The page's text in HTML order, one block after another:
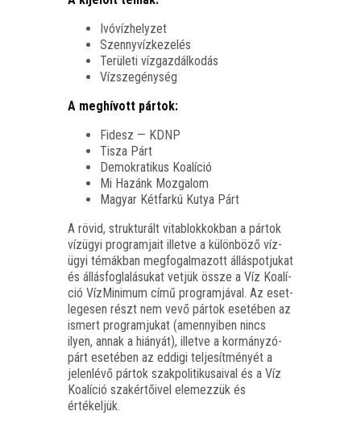
Ivó­víz­hely­zet
Szenny­víz­ke­ze­lés
Terü­le­ti vízgazdálkodás
Víz­sze­gény­ség
A meg­hí­vott pártok:
Fidesz — KDNP
Tisza Párt
Demok­ra­ti­kus Koalíció
Mi Hazánk Mozgalom
Magyar Két­far­kú Kutya Párt
A rövid, struk­tu­rált vita­blok­kok­ban a pár­tok
víz­ügyi prog­ram­ja­it illet­ve a külön­bö­ző víz­
ügyi témák­ban meg­fo­gal­ma­zott állás­pot­ju­kat
és állás­fog­la­lá­su­kat vet­jük össze a Víz Koa­lí­
ció Víz­Mi­ni­mum című prog­ram­já­val. Az eset­
le­ge­sen részt nem vevő pár­tok ese­té­ben az
ismert prog­ram­ju­kat (amennyi­ben nincs
ilyen, annak a hiá­nyát), illet­ve a kor­mány­zó­
párt ese­té­ben az eddi­gi tel­je­sít­mé­nyét a
jelen­lé­vő pár­tok szak­po­li­ti­ku­sa­i­val és a Víz
Koa­lí­ció szak­ér­tő­i­vel ele­mez­zük és
értékeljük.